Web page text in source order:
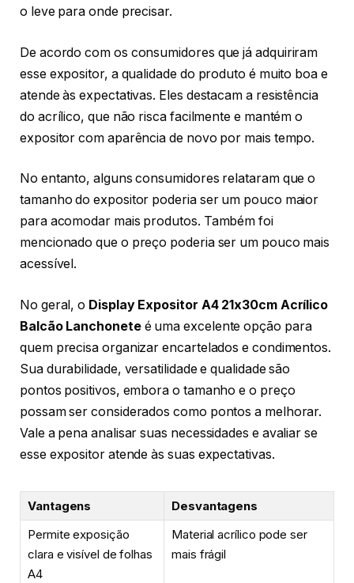
o leve para onde precisar.
De acordo com os consumidores que já adquiriram
esse expositor, a qualidade do produto é muito boa e
atende às expectativas. Eles destacam a resistência
do acrílico, que não risca facilmente e mantém o
expositor com aparência de novo por mais tempo.
No entanto, alguns consumidores relataram que o
tamanho do expositor poderia ser um pouco maior
para acomodar mais produtos. Também foi
mencionado que o preço poderia ser um pouco mais
acessível.
No geral, o Display Expositor A4 21x30cm Acrílico
Balcão Lanchoneteé uma excelente opção para
quem precisa organizar encartelados e condimentos.
Sua durabilidade, versatilidade e qualidade são
pontos positivos, embora o tamanho e o preço
possam ser considerados como pontos a melhorar.
Vale a pena analisar suas necessidades e avaliar se
esse expositor atende às suas expectativas.
Vantagens
Desvantagens
Permite exposição
clara e visível de folhas
A4
Material acrílico pode ser
mais frágil